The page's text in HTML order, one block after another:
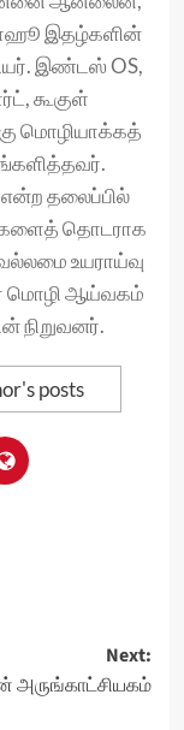
இதழ்களின்
இண்டஸ் OS,
கூகுள்
மொழியாக்கத்
தலைப்பில்
தொடராக
உயராய்வு
மொழி ஆய்வகம்
நிறுவனர்.
posts
Next:
அருங்காட்சியகம்